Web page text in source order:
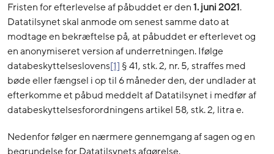
Fristen for efterlevelse af påbuddet er den1. juni 2021.
Datatilsynet skal anmode om senest samme dato at
modtage en bekræftelse på, at påbuddet er efterlevet og
en anonymiseret version af underretningen. Ifølge
databeskyttelseslovens[1] § 41, stk. 2, nr. 5, straffes med
bøde eller fængsel i op til 6 måneder den, der undlader at
efterkomme et påbud meddelt af Datatilsynet i medfør af
databeskyttelsesforordningens artikel 58, stk. 2, litra e.
Nedenfor følger en nærmere gennemgang af sagen og en